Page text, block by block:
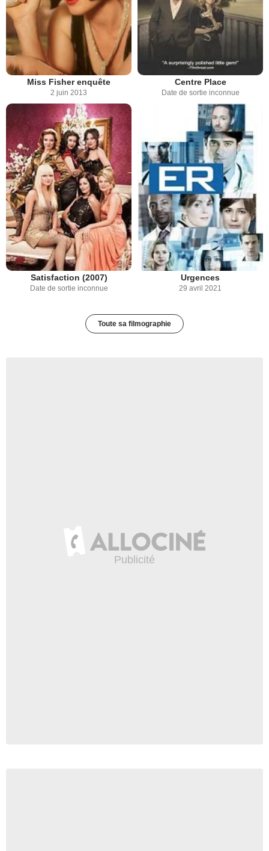
Miss Fisher enquête
2 juin 2013
Centre Place
Date de sortie inconnue
Satisfaction (2007)
Date de sortie inconnue
Urgences
29 avril 2021
Toute sa filmographie